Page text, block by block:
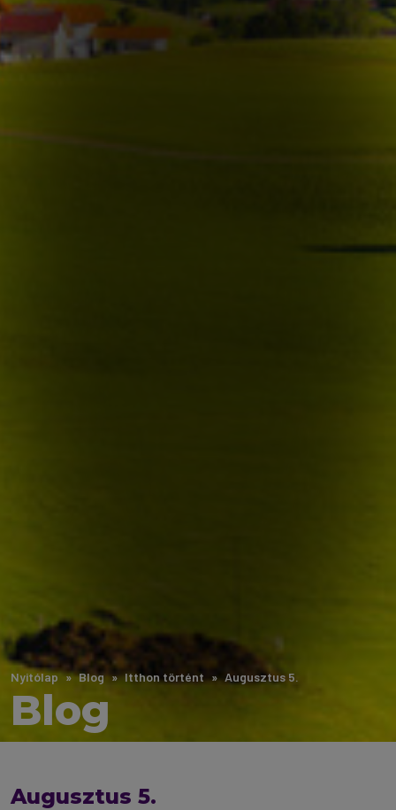
Nyitólap Blog Itthon történt Augusztus 5.
Blog
Augusztus 5.